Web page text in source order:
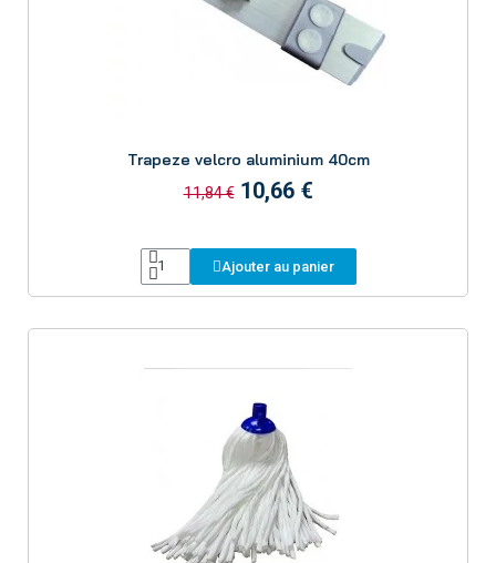
Trapeze velcro aluminium 40cm
11,84 € 10,66 €
Ajouter au panier